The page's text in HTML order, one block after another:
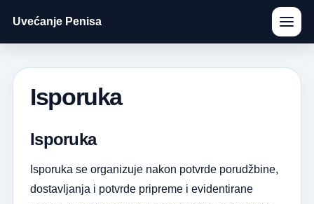
Uvećanje Penisa
Isporuka
Isporuka
Isporuka se organizuje nakon potvrde porudžbine,
dostavljanja i potvrde pripreme i evidentirane